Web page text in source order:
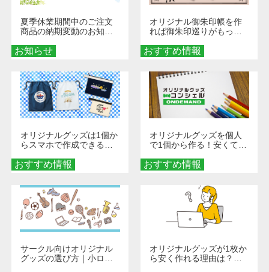
お知らせ
夏季休業期間中のご注文
商品の納期変動のお知ら
おすすめ情報
オリジナル御朱印帳を作
れば御朱印巡りがもっと
ダーメイドする魅力と選
び方
おすすめ情報
オリジナルグッズは1個か
らスマホで作成できる！
くなる巾着＆ポーチ活用
術
おすすめ情報
オリジナルグッズを個人
で1個から作る！安くて簡
秘訣
サークル向けオリジナル
グッズの選び方｜小ロッ
オリジナルグッズが1枚か
ら安く作れる理由は？オ